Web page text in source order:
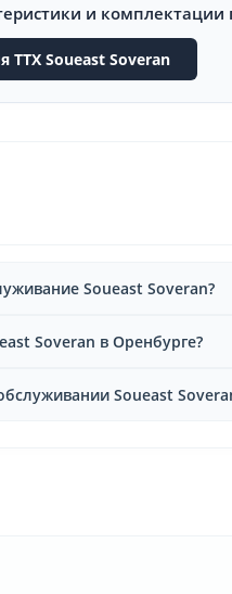
и
ТТХ Soueast Soveran
Soueast Soveran?
Soveran в Оренбурге?
Soueast